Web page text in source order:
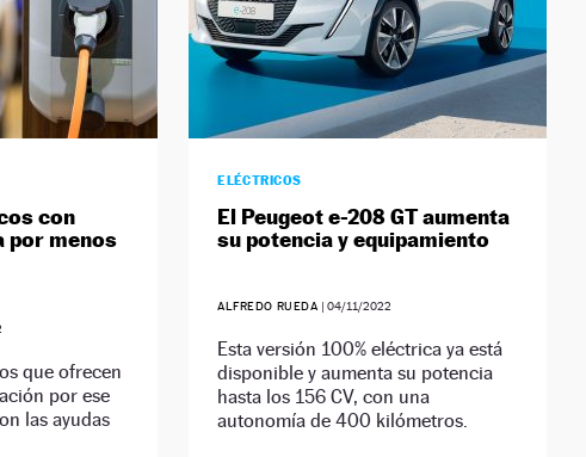
con
por menos
que ofrecen
por ese
las ayudas
ELÉCTRICOS
El Peugeot e-208 GT aumenta
su potencia y equipamiento
ALFREDO RUEDA |04/11/2022
Esta versión 100% eléctrica ya está
disponible y aumenta su potencia
hasta los 156 CV, con una
autonomía de 400 kilómetros.